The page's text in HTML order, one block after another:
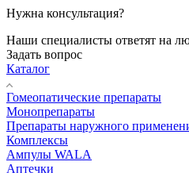
Нужна консультация?
Наши специалисты ответят на
Задать вопрос
Каталог
Гомеопатические препараты
Монопрепараты
Препараты наружного
Комплексы
Ампулы WALA
Аптечки